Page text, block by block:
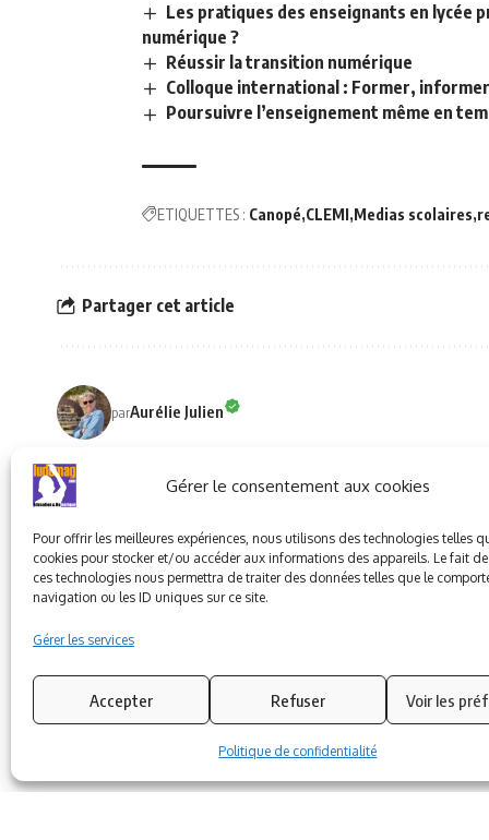
Gérer le consentement aux cookies
Pour offrir les meilleures expériences, nous utilisons des technologies telles
cookies pour stocker et/ou accéder aux informations des appareils. Le fait
ces technologies nous permettra de traiter des données telles que le
navigation ou les ID uniques sur ce site.
Gérer les services
Accepter Refuser Voir les
Politique de confidentialité
Les pratiques des enseignants en lycée
numérique ?
Réussir la transition numérique
Colloque international : Former,
Poursuivre l’enseignement même en
ETIQUETTES : Canopé CLEMI Medias scolaires
Partager cet article
parAurélie Julien
Rédactrice Ludovia magazine et chef de projet LUDOVIA,
de vidéos sur tout ce qui touche au numérique éducatif.
ARTICLE PRÉCÉDENT
rural